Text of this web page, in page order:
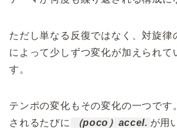
ただし単なる反復ではなく、対旋律
によって少しずつ変化が加えられて
す。
テンポの変化もその変化の一つです
されるたびに
（poco）accel. が用